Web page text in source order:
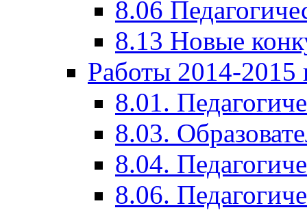
8.06
8.13 Новые
Работы 2014-2015
8.01.
8.03.
8.04.
8.06.